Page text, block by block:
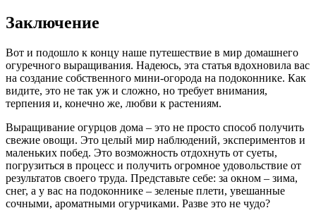
Заключение
Вот и подошло к концу наше путешествие в мир домашнего
огуречного выращивания. Надеюсь, эта статья вдохновила вас
на создание собственного мини-огорода на подоконнике. Как
видите, это не так уж и сложно, но требует внимания,
терпения и, конечно же, любви к растениям.
Выращивание огурцов дома – это не просто способ получить
свежие овощи. Это целый мир наблюдений, экспериментов и
маленьких побед. Это возможность отдохнуть от суеты,
погрузиться в процесс и получить огромное удовольствие от
результатов своего труда. Представьте себе: за окном – зима,
снег, а у вас на подоконнике – зеленые плети, увешанные
сочными, ароматными огурчиками. Разве это не чудо?